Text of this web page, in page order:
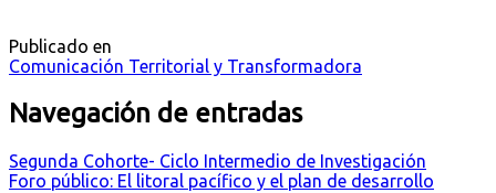
Publicado en
Comunicación Territorial y Transformadora
Navegación de entradas
Segunda Cohorte- Ciclo Intermedio de Investigación
Foro público: El litoral pacífico y el plan de desarrollo